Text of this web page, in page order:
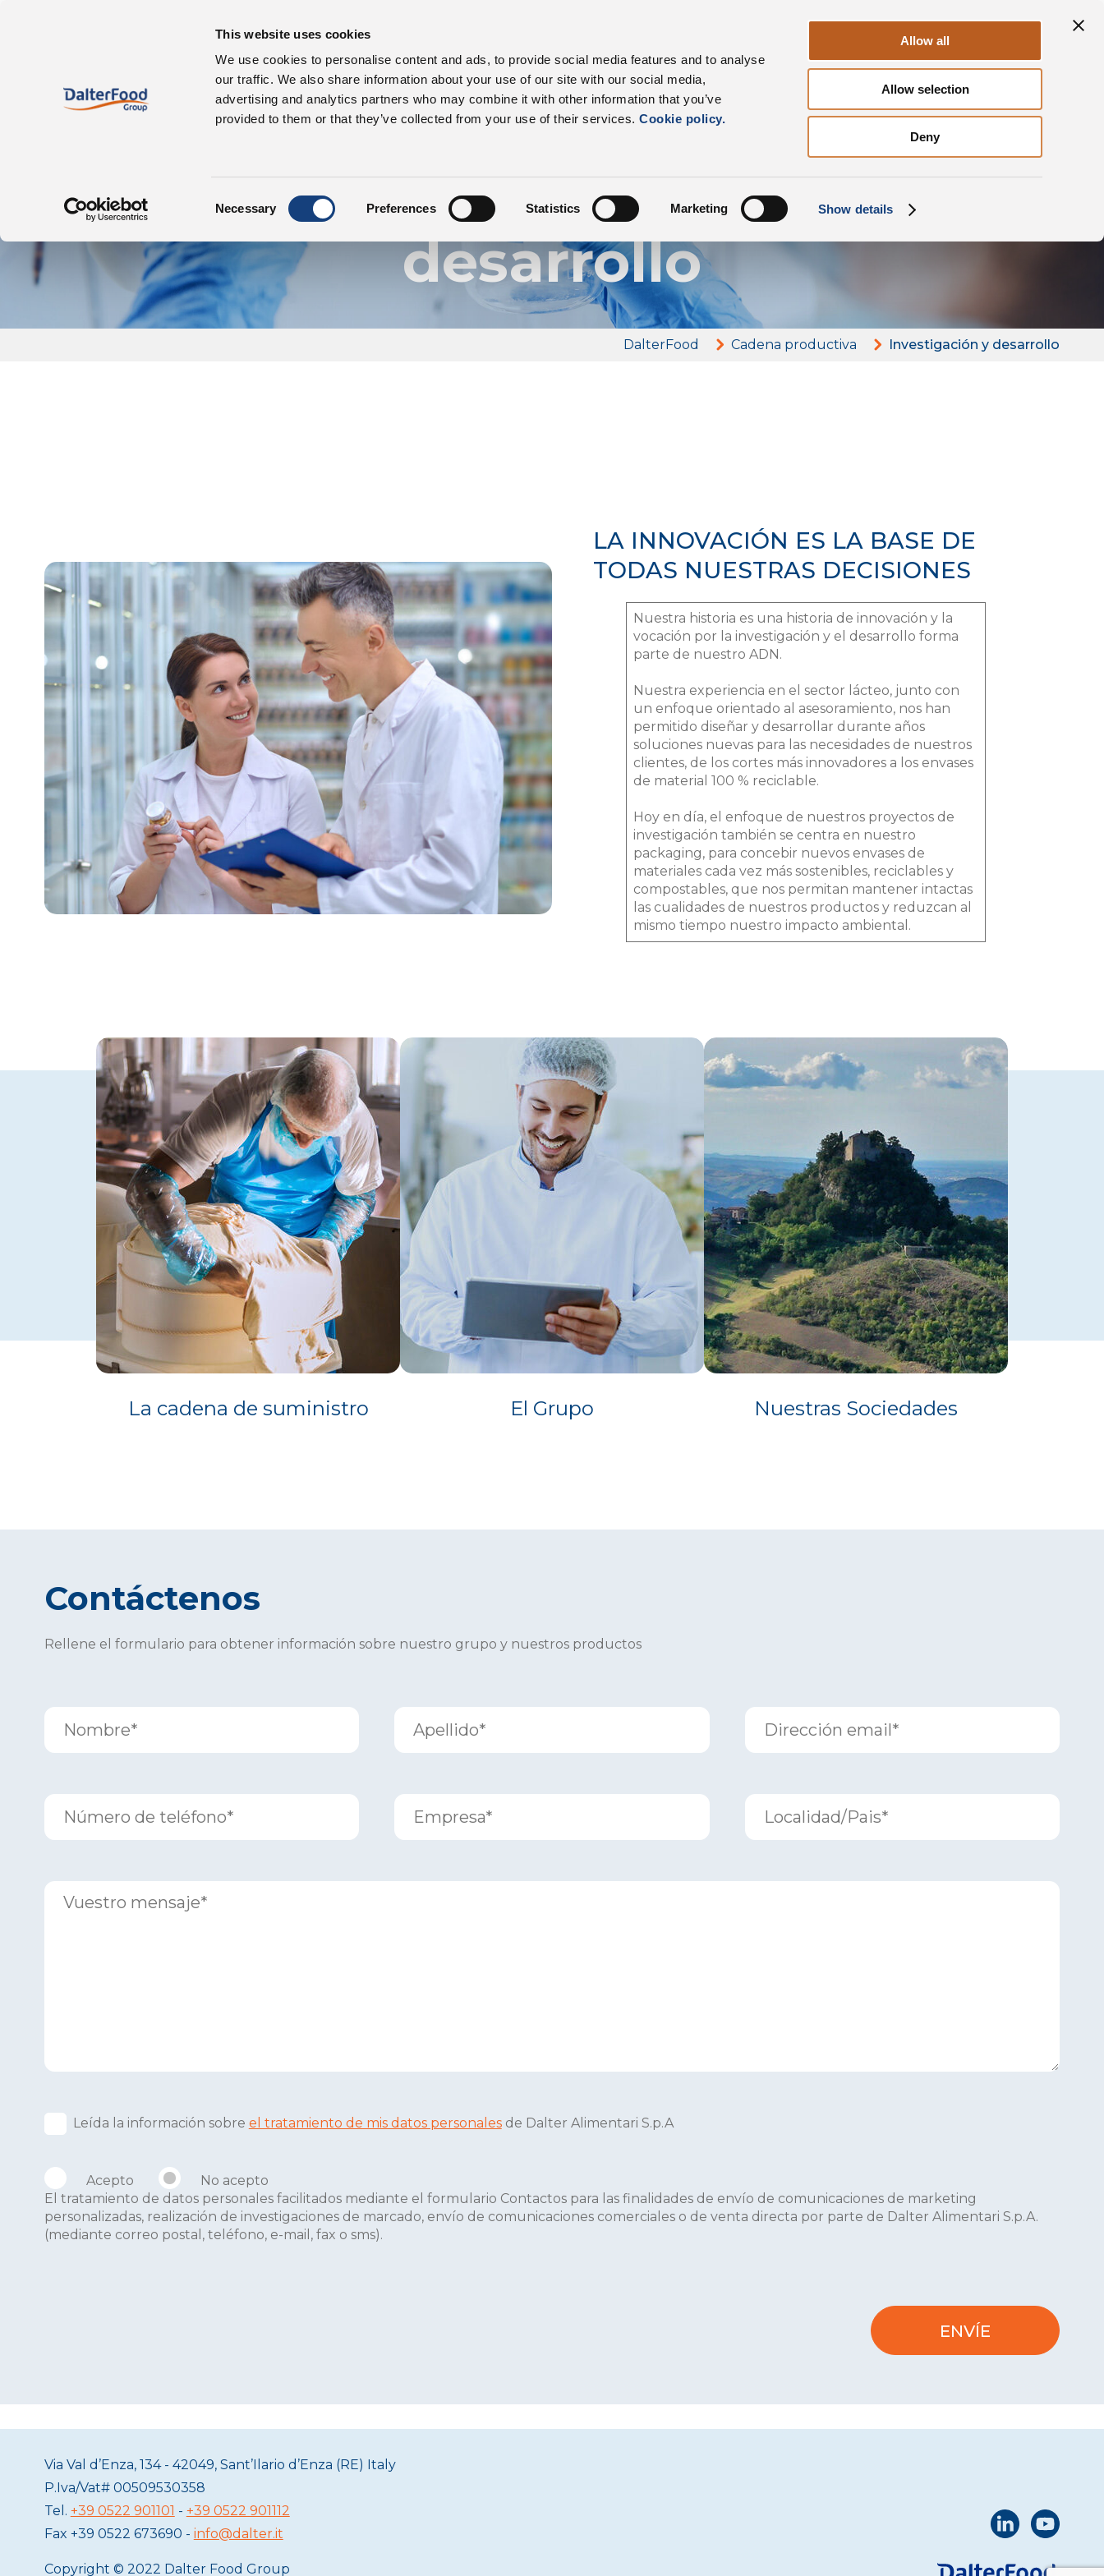
This website uses cookies
We use cookies to personalise content and ads, to provide social media features and to analyse
our traffic. We also share information about your use of our site with our social media,
advertising and analytics partners who may combine it with other information that you’ve
provided to them or that they’ve collected from your use of their services. Cookie policy.
Necessary Preferences Statistics Marketing Show details
Allow all
Allow selection
Deny
Sostenibilidad Contacto ES
Investigación y
desarrollo
La cadena productiva
DalterFood Cadena productiva Investigación y desarrollo
LA INNOVACIÓN ES LA BASE DE
TODAS NUESTRAS DECISIONES
Nuestra historia es una historia de innovación y la
vocación por la investigación y el desarrollo forma
parte de nuestro ADN.
Nuestra experiencia en el sector lácteo, junto con
un enfoque orientado al asesoramiento, nos han
permitido diseñar y desarrollar durante años
soluciones nuevas para las necesidades de nuestros
clientes, de los cortes más innovadores a los envases
de material 100 % reciclable.
Hoy en día, el enfoque de nuestros proyectos de
investigación también se centra en nuestro
packaging, para concebir nuevos envases de
materiales cada vez más sostenibles, reciclables y
compostables, que nos permitan mantener intactas
las cualidades de nuestros productos y reduzcan al
mismo tiempo nuestro impacto ambiental.
La cadena de suministro El Grupo Nuestras Sociedades
Contáctenos
Rellene el formulario para obtener información sobre nuestro grupo y nuestros productos
Leída la información sobre el tratamiento de mis datos personalesde Dalter Alimentari S.p.A
Acepto
No acepto
El tratamiento de datos personales facilitados mediante el formulario Contactos para las finalidades de envío de comunicaciones de marketing
personalizadas, realización de investigaciones de marcado, envío de comunicaciones comerciales o de venta directa por parte de Dalter Alimentari S.p.A.
(mediante correo postal, teléfono, e-mail, fax o sms).
Via Val d’Enza, 134 - 42049, Sant’Ilario d’Enza (RE) Italy
P.Iva/Vat#00509530358
Tel. +39 0522 901101 - +39 0522 901112
Fax +39 0522 673690 - info@dalter.it
Copyright © 2022 Dalter Food Group